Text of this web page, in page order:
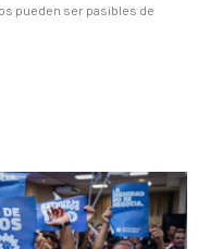
pueden ser pasibles de